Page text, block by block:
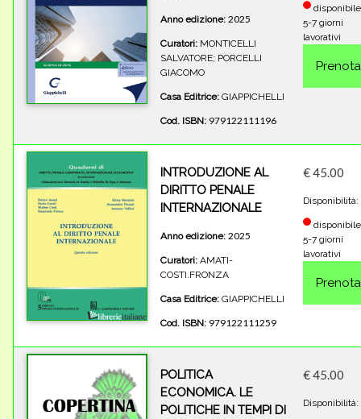
Anno edizione: 2025
Curatori: MONTICELLI
SALVATORE; PORCELLI
GIACOMO
Casa Editrice: GIAPPICHELLI
Cod. ISBN: 979122111196
5-7 giorni
lavorativi
INTRODUZIONE AL
DIRITTO PENALE
INTERNAZIONALE
Anno edizione: 2025
Curatori: AMATI-
COSTI.FRONZA
Casa Editrice: GIAPPICHELLI
Cod. ISBN: 979122111259
€ 45.00
Disponibilità:
5-7 giorni
lavorativi
POLITICA
ECONOMICA. LE
POLITICHE IN TEMPI DI
€ 45.00
Disponibilità: